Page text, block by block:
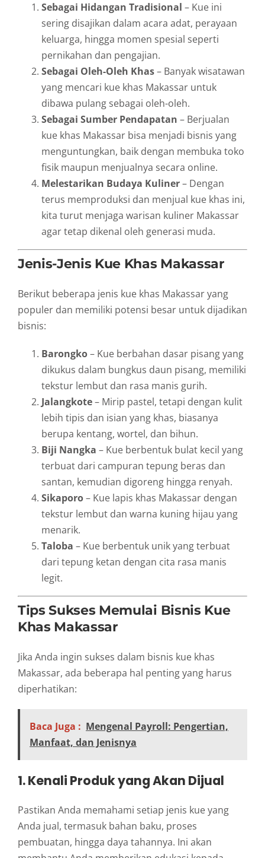
Sebagai Hidangan Tradisional – Kue ini
sering disajikan dalam acara adat, perayaan
keluarga, hingga momen spesial seperti
pernikahan dan pengajian.
Sebagai Oleh-Oleh Khas– Banyak wisatawan
yang mencari kue khas Makassar untuk
dibawa pulang sebagai oleh-oleh.
Sebagai Sumber Pendapatan – Berjualan
kue khas Makassar bisa menjadi bisnis yang
menguntungkan, baik dengan membuka toko
fisik maupun menjualnya secara online.
Melestarikan Budaya Kuliner– Dengan
terus memproduksi dan menjual kue khas ini,
kita turut menjaga warisan kuliner Makassar
agar tetap dikenal oleh generasi muda.
Jenis-Jenis Kue Khas Makassar
Berikut beberapa jenis kue khas Makassar yang
populer dan memiliki potensi besar untuk dijadikan
bisnis:
Barongko– Kue berbahan dasar pisang yang
dikukus dalam bungkus daun pisang, memiliki
tekstur lembut dan rasa manis gurih.
Jalangkote– Mirip pastel, tetapi dengan kulit
lebih tipis dan isian yang khas, biasanya
berupa kentang, wortel, dan bihun.
Biji Nangka – Kue berbentuk bulat kecil yang
terbuat dari campuran tepung beras dan
santan, kemudian digoreng hingga renyah.
Sikaporo– Kue lapis khas Makassar dengan
tekstur lembut dan warna kuning hijau yang
menarik.
Taloba – Kue berbentuk unik yang terbuat
dari tepung ketan dengan cita rasa manis
legit.
Tips Sukses Memulai Bisnis Kue
Khas Makassar
Jika Anda ingin sukses dalam bisnis kue khas
Makassar, ada beberapa hal penting yang harus
diperhatikan:
Baca Juga : Mengenal Payroll: Pengertian,
Manfaat, dan Jenisnya
1. Kenali Produk yang Akan Dijual
Pastikan Anda memahami setiap jenis kue yang
Anda jual, termasuk bahan baku, proses
pembuatan, hingga daya tahannya. Ini akan